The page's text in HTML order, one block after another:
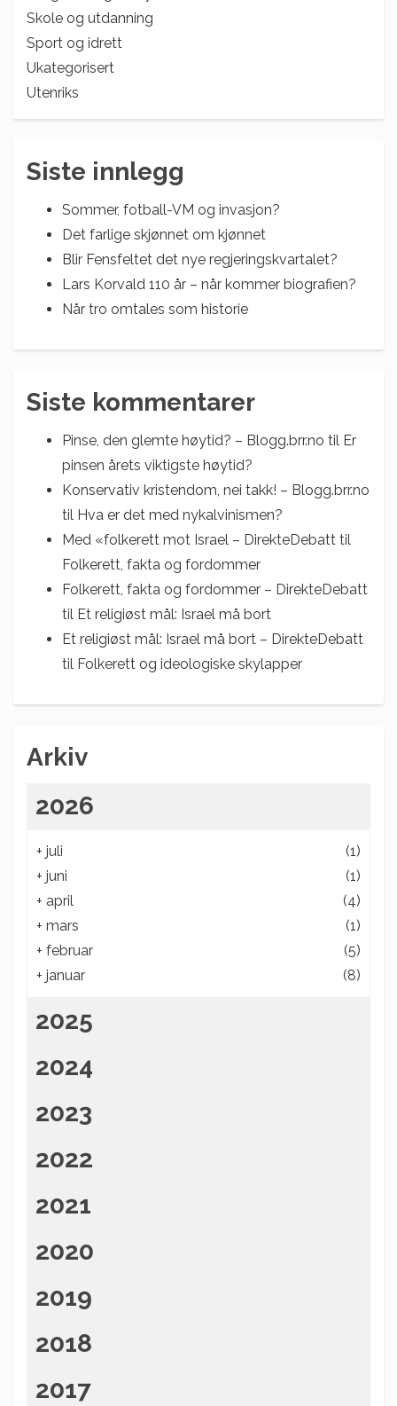
Skole og utdanning
Sport og idrett
Ukategorisert
Utenriks
Siste innlegg
Sommer, fotball-VM og invasjon?
Det farlige skjønnet om kjønnet
Blir Fensfeltet det nye regjeringskvartalet?
Lars Korvald 110 år – når kommer biografien?
Når tro omtales som historie
Siste kommentarer
Pinse, den glemte høytid? – Blogg.brr.no til Er
pinsen årets viktigste høytid?
Konservativ kristendom, nei takk! – Blogg.brr.no
til Hva er det med nykalvinismen?
Med «folkerett mot Israel – DirekteDebatt til
Folkerett, fakta og fordommer
Folkerett, fakta og fordommer – DirekteDebatt
til Et religiøst mål: Israel må bort
Et religiøst mål: Israel må bort – DirekteDebatt
til Folkerett og ideologiske skylapper
Arkiv
2026
+ juli
(1)
+ juni
(1)
+ april
(4)
+ mars
(1)
+ februar
(5)
+ januar (8)
2025
2024
2023
2022
2021
2020
2019
2018
2017